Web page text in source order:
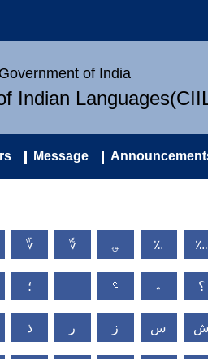
of India
Indian
Message
؆ ؇ ؈ ؉ ؊
؛ ؝ ؞ ؟
ذ ر ز س ش